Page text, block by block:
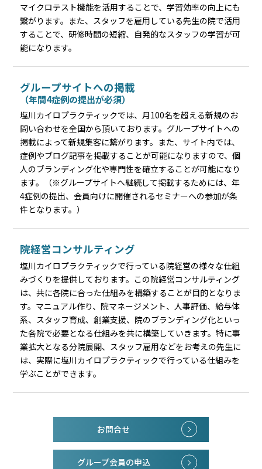
マイクロテスト機能を活用することで、学習効率の向上にも
繋がります。また、スタッフを雇用している先生の院で活用
することで、研修時間の短縮、自発的なスタッフの学習が可
能になります。
グループサイトへの掲載
（年間4症例の提出が必須）
塩川カイロプラクティックでは、月100名を超える新規のお
問い合わせを全国から頂いております。グループサイトへの
掲載によって新規集客に繋がります。また、サイト内では、
症例やブログ記事を掲載することが可能になりますので、個
人のブランディング化や専門性を確立することが可能になり
ます。（※グループサイトへ継続して掲載するためには、年
4症例の提出、会員向けに開催されるセミナーへの参加が条
件となります。）
院経営コンサルティング
塩川カイロプラクティックで行っている院経営の様々な仕組
みづくりを提供しております。この院経営コンサルティング
は、共に各院に合った仕組みを構築することが目的となりま
す。マニュアル作り、院マネージメント、人事評価、給与体
系、スタッフ育成、創業支援、院のブランディング化といっ
た各院で必要となる仕組みを共に構築していきます。特に事
業拡大となる分院展開、スタッフ雇用などをお考えの先生に
は、実際に塩川カイロプラクティックで行っている仕組みを
学ぶことができます。
お問合せ
グループ会員の申込